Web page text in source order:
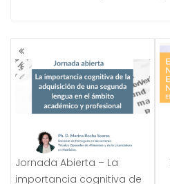
NAVEGACIÓN
DE
ENTRADAS
Jornada Abierta – La
importancia cognitiva de